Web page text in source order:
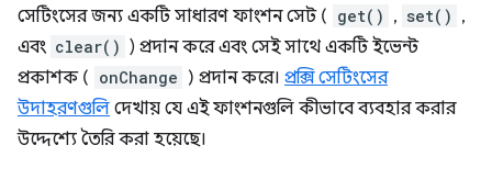
সেটিংসের জন্য একটি সাধারণ ফাংশন সেট ( get() , set() ,
এবং clear() ) প্রদান করে এবং সেই সাথে একটি ইভেন্ট
প্রকাশক ( onChange ) প্রদান করে। প্রক্সি সেটিংসের
উদাহরণগুলি দেখায় যে এই ফাংশনগুলি কীভাবে ব্যবহার করার
উদ্দেশ্যে তৈরি করা হয়েছে।